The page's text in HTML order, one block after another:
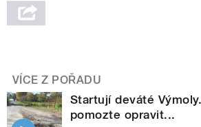
VÍCE Z POŘADU
Startují deváté
pomozte opravit...